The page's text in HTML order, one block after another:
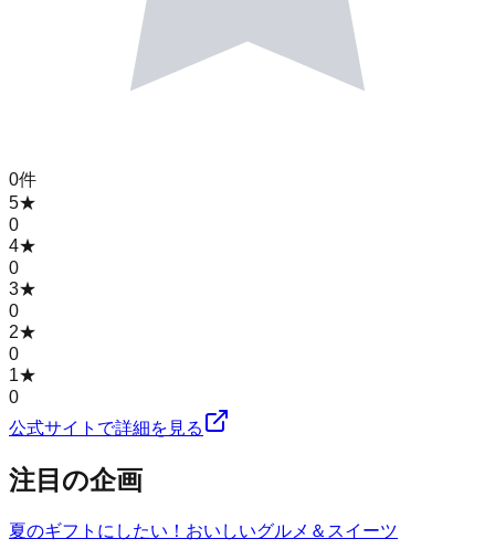
0件
5★
0
4★
0
3★
0
2★
0
1★
0
公式サイトで詳細を見る
注目の企画
夏のギフトにしたい！おいしいグルメ＆スイーツ